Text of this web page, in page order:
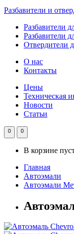
Разбавители и
Разбавители
Разбавители
Отвердители
О нас
Контакты
Цены
Техническая
Новости
Статьи
0 0
В корзине
Главная
Автоэмали
Автоэмали